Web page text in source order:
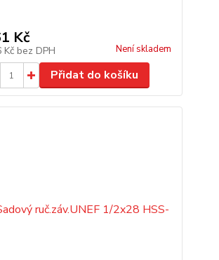
Kč
Kč bez DPH Není skladem
Přidat do košíku